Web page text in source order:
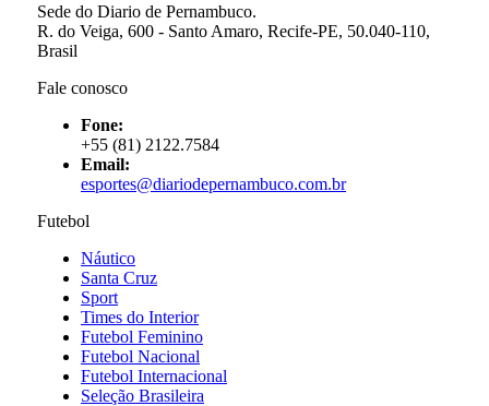
Sede do Diario de Pernambuco.
R. do Veiga, 600 - Santo Amaro, Recife-PE, 50.040-110,
Brasil
Fale conosco
Fone:
+55 (81) 2122.7584
Email:
esportes@diariodepernambuco.com.br
Futebol
Náutico
Santa Cruz
Sport
Times do Interior
Futebol Feminino
Futebol Nacional
Futebol Internacional
Seleção Brasileira